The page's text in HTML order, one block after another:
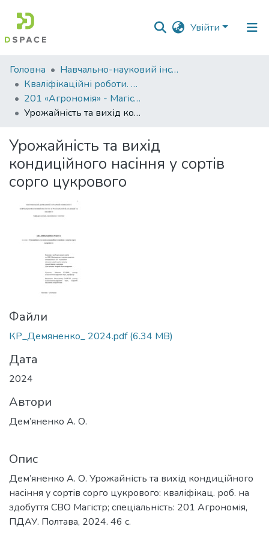
Увійти
Фонди
та
зібрання
Пошук за критеріями
Статистика
Головна
Навчально-науковий інститут агротехнологій, селекції та екології
Кваліфікаційні роботи. ННІ агротехнологій, селекції та екології
201 «Агрономія» - Магістри 2024-2025
Урожайність та вихід кондиційного насіння у сортів сорго цукрового
Урожайність та вихід
кондиційного насіння у сортів
сорго цукрового
Файли
КР_Демяненко_ 2024.pdf(6.34 MB)
Дата
2024
Автори
Дем’яненко А. О.
Опис
Дем’яненко А. О. Урожайність та вихід кондиційного
насіння у сортів сорго цукрового: кваліфікац. роб. на
здобуття СВО Магістр; спеціальність: 201 Агрономія,
ПДАУ. Полтава, 2024. 46 с.